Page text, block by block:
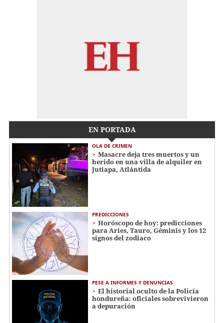
EN PORTADA
OLA DE CRIMEN
Masacre deja tres muertos y un
herido en una villa de alquiler en
Jutiapa, Atlántida
PREDICCIONES
Horóscopo de hoy: predicciones
para Aries, Tauro, Géminis y los 12
signos del zodiaco
PESE A INFORMES Y DENUNCIAS
El historial oculto de la Policía
hondureña: oficiales sobrevivieron
a depuración